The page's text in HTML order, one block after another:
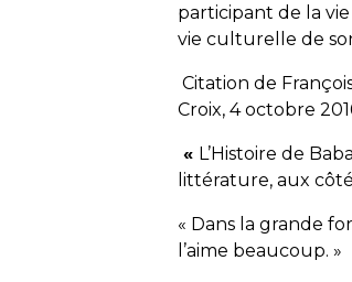
participant de la
vie culturelle de
Citation de
Croix, 4 octobre
« L’Histoire de
littérature, aux
« Dans la grande
l’aime beaucoup. »